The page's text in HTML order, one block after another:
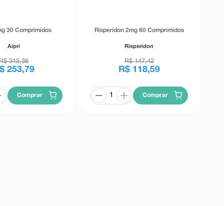
30 Comprimidos
Aipri
315,36
253,79
Comprar
Risperidon 2mg 60 Comprimidos
Risperidon
R$ 147,42
R$ 118,59
Comprar